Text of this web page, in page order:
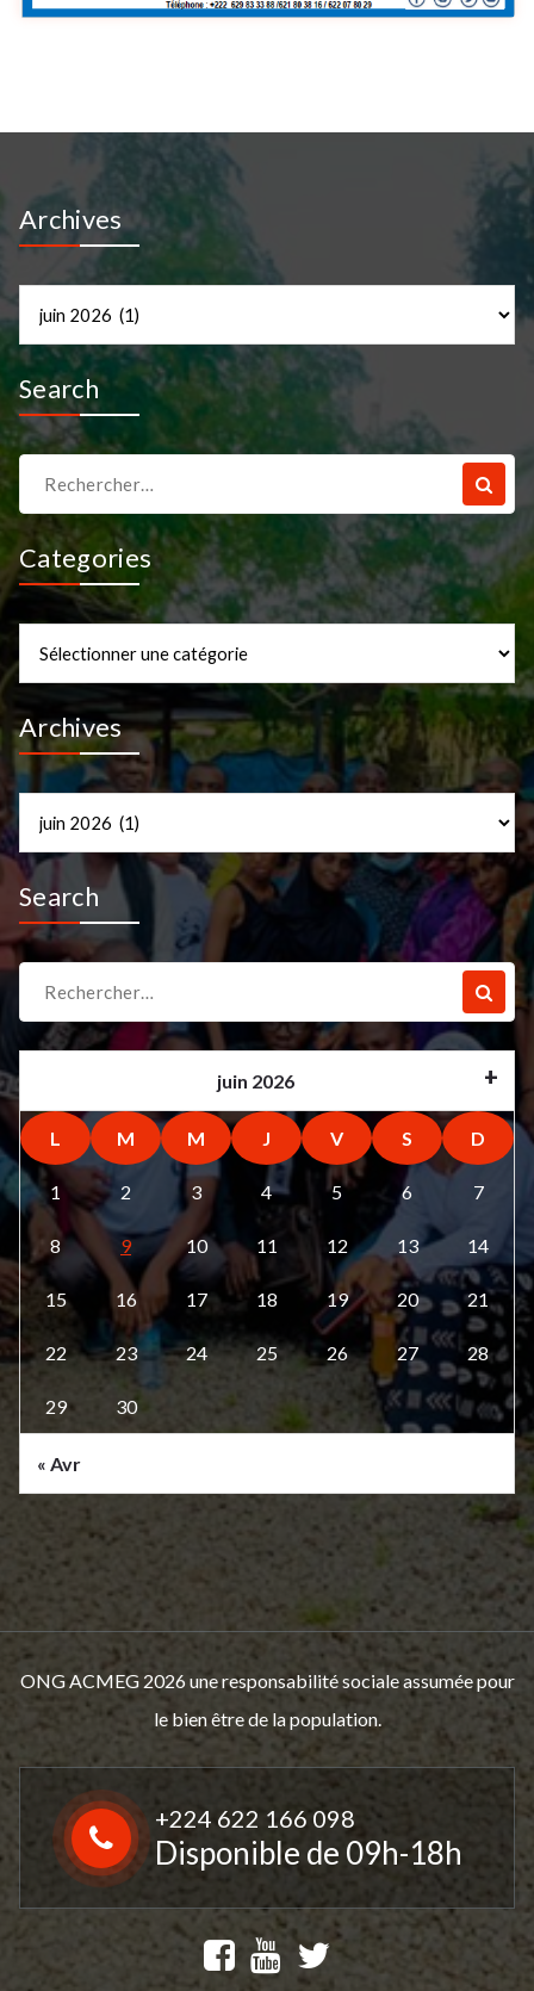
Archives
Search
pour :
Categories
Archives
Search
pour :
juin 2026
L M M J V S D
1 2 3 4 5 6 7
8 9 10 11 12 13 14
15 16 17 18 19 20 21
22 23 24 25 26 27 28
29 30
« Avr
ONG ACMEG 2026 une responsabilité sociale assumée pour
le bien être de la population.
+224 622 166 098
Disponible de 09h-18h